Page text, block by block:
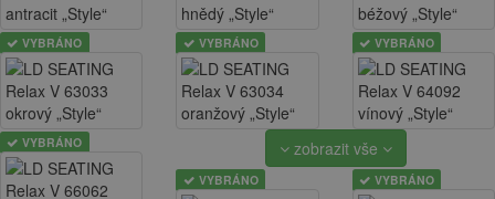
VYBRÁNO VYBRÁNO VYBRÁNO
VYBRÁNO zobrazit vše
VYBRÁNO VYBRÁNO